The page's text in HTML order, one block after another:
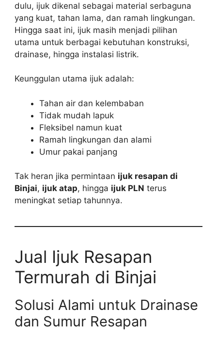
dulu, ijuk dikenal sebagai material serbaguna
yang kuat, tahan lama, dan ramah lingkungan.
Hingga saat ini, ijuk masih menjadi pilihan
utama untuk berbagai kebutuhan konstruksi,
drainase, hingga instalasi listrik.
Keunggulan utama ijuk adalah:
Tahan air dan kelembaban
Tidak mudah lapuk
Fleksibel namun kuat
Ramah lingkungan dan alami
Umur pakai panjang
Tak heran jika permintaan ijuk resapan di
Binjai, ijuk atap, hingga ijuk PLN terus
meningkat setiap tahunnya.
Jual Ijuk Resapan
Termurah di Binjai
Solusi Alami untuk Drainase
dan Sumur Resapan